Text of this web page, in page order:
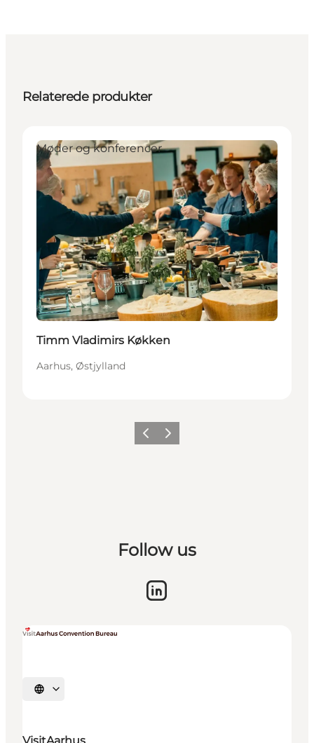
Relaterede produkter
Møder og konferencer
Timm Vladimirs Køkken
Aarhus, Østjylland
ForrigeNæste
Follow us
Vælg sprog